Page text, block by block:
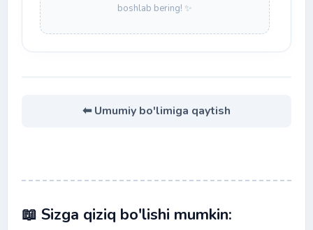
boshlab bering! ✨
⬅ Umumiy bo'limiga qaytish
📖 Sizga qiziq bo'lishi mumkin: